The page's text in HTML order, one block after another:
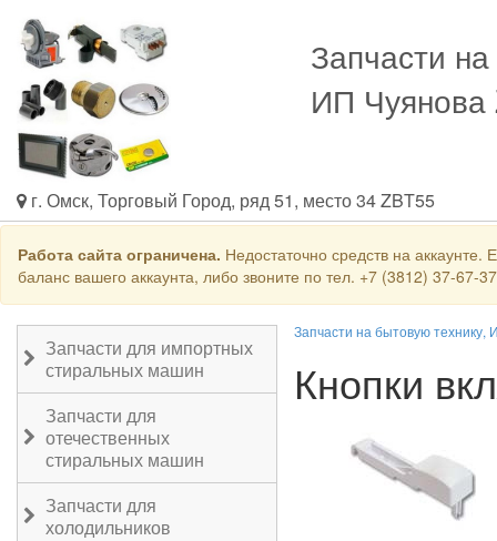
г. Омск, Торговый Город, ряд 51, место 34 ZBT55
Запчасти
ИП Чуянова
Работа сайта ограничена. Недостаточно средств на
баланс вашего аккаунта, либо звоните по тел. +7 (3812) 37-67-
Запчасти для импортных
стиральных машин
Запчасти для
отечественных
стиральных машин
Запчасти для
холодильников
Запчасти на бытовую технику,
Кнопки